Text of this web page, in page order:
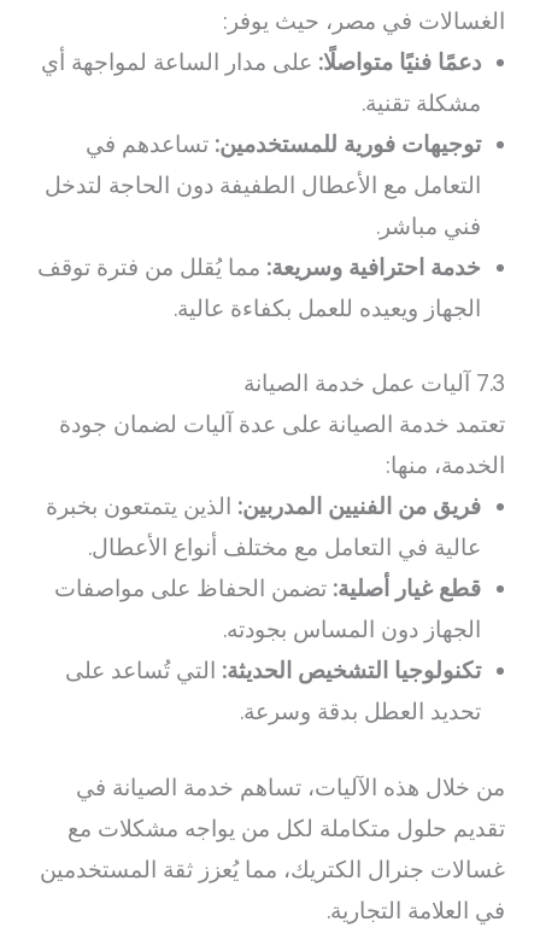
الغسالات في مصر، حيث يوفر:
دعمًا فنيًا متواصلًا: على مدار الساعة لمواجهة أي
مشكلة تقنية.
توجيهات فورية للمستخدمين: تساعدهم في
التعامل مع الأعطال الطفيفة دون الحاجة لتدخل
فني مباشر.
خدمة احترافية وسريعة: مما يُقلل من فترة توقف
الجهاز ويعيده للعمل بكفاءة عالية.
7.3 آليات عمل خدمة الصيانة
تعتمد خدمة الصيانة على عدة آليات لضمان جودة
الخدمة، منها:
فريق من الفنيين المدربين: الذين يتمتعون بخبرة
عالية في التعامل مع مختلف أنواع الأعطال.
قطع غيار أصلية: تضمن الحفاظ على مواصفات
الجهاز دون المساس بجودته.
تكنولوجيا التشخيص الحديثة: التي تُساعد على
تحديد العطل بدقة وسرعة.
من خلال هذه الآليات، تساهم خدمة الصيانة في
تقديم حلول متكاملة لكل من يواجه مشكلات مع
غسالات جنرال الكتريك، مما يُعزز ثقة المستخدمين
في العلامة التجارية.